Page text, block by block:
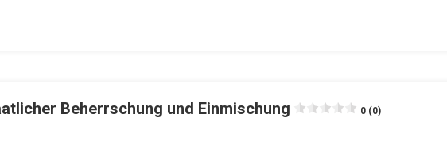
Beherrschung und Einmischung 0 (0)